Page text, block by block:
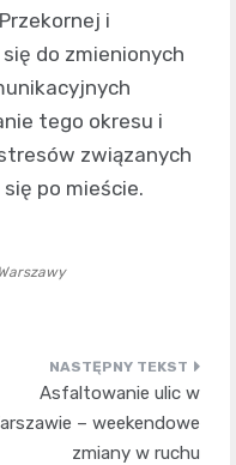
i
do zmienionych
tego okresu i
związanych
po mieście.
Asfaltowanie ulic w
– weekendowe
zmiany w ruchu